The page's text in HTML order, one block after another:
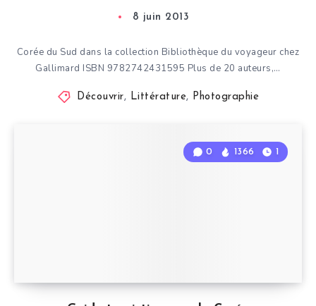
8 juin 2013
Corée du Sud dans la collection Bibliothèque du voyageur chez
Gallimard ISBN 9782742431595 Plus de 20 auteurs,…
Découvrir, Littérature, Photographie
0 1366 1